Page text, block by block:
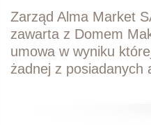
Zarząd Alma Market
zawarta z Domem
umowa w wyniku
żadnej z posiadanych